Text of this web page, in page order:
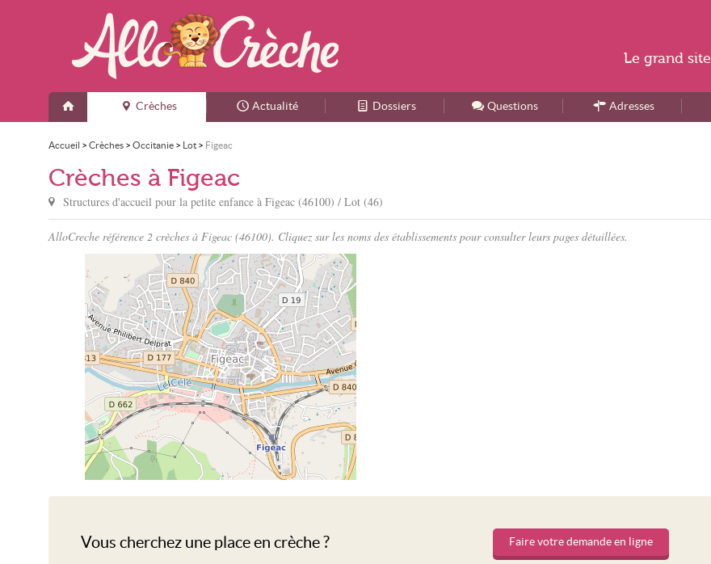
Accueil
Crèches Actualité Dossiers Questions Adresses
Accueil > Crèches > Occitanie > Lot > Figeac
Crèches à Figeac
Structures d'accueil pour la petite enfance à Figeac (46100) / Lot (46)
AlloCreche référence 2 crèches à Figeac (46100). Cliquez sur les noms des établissements pour consulter leurs pages détaillées.
Vous cherchez une place en crèche ? Faire votre demande en ligne
Le grand site